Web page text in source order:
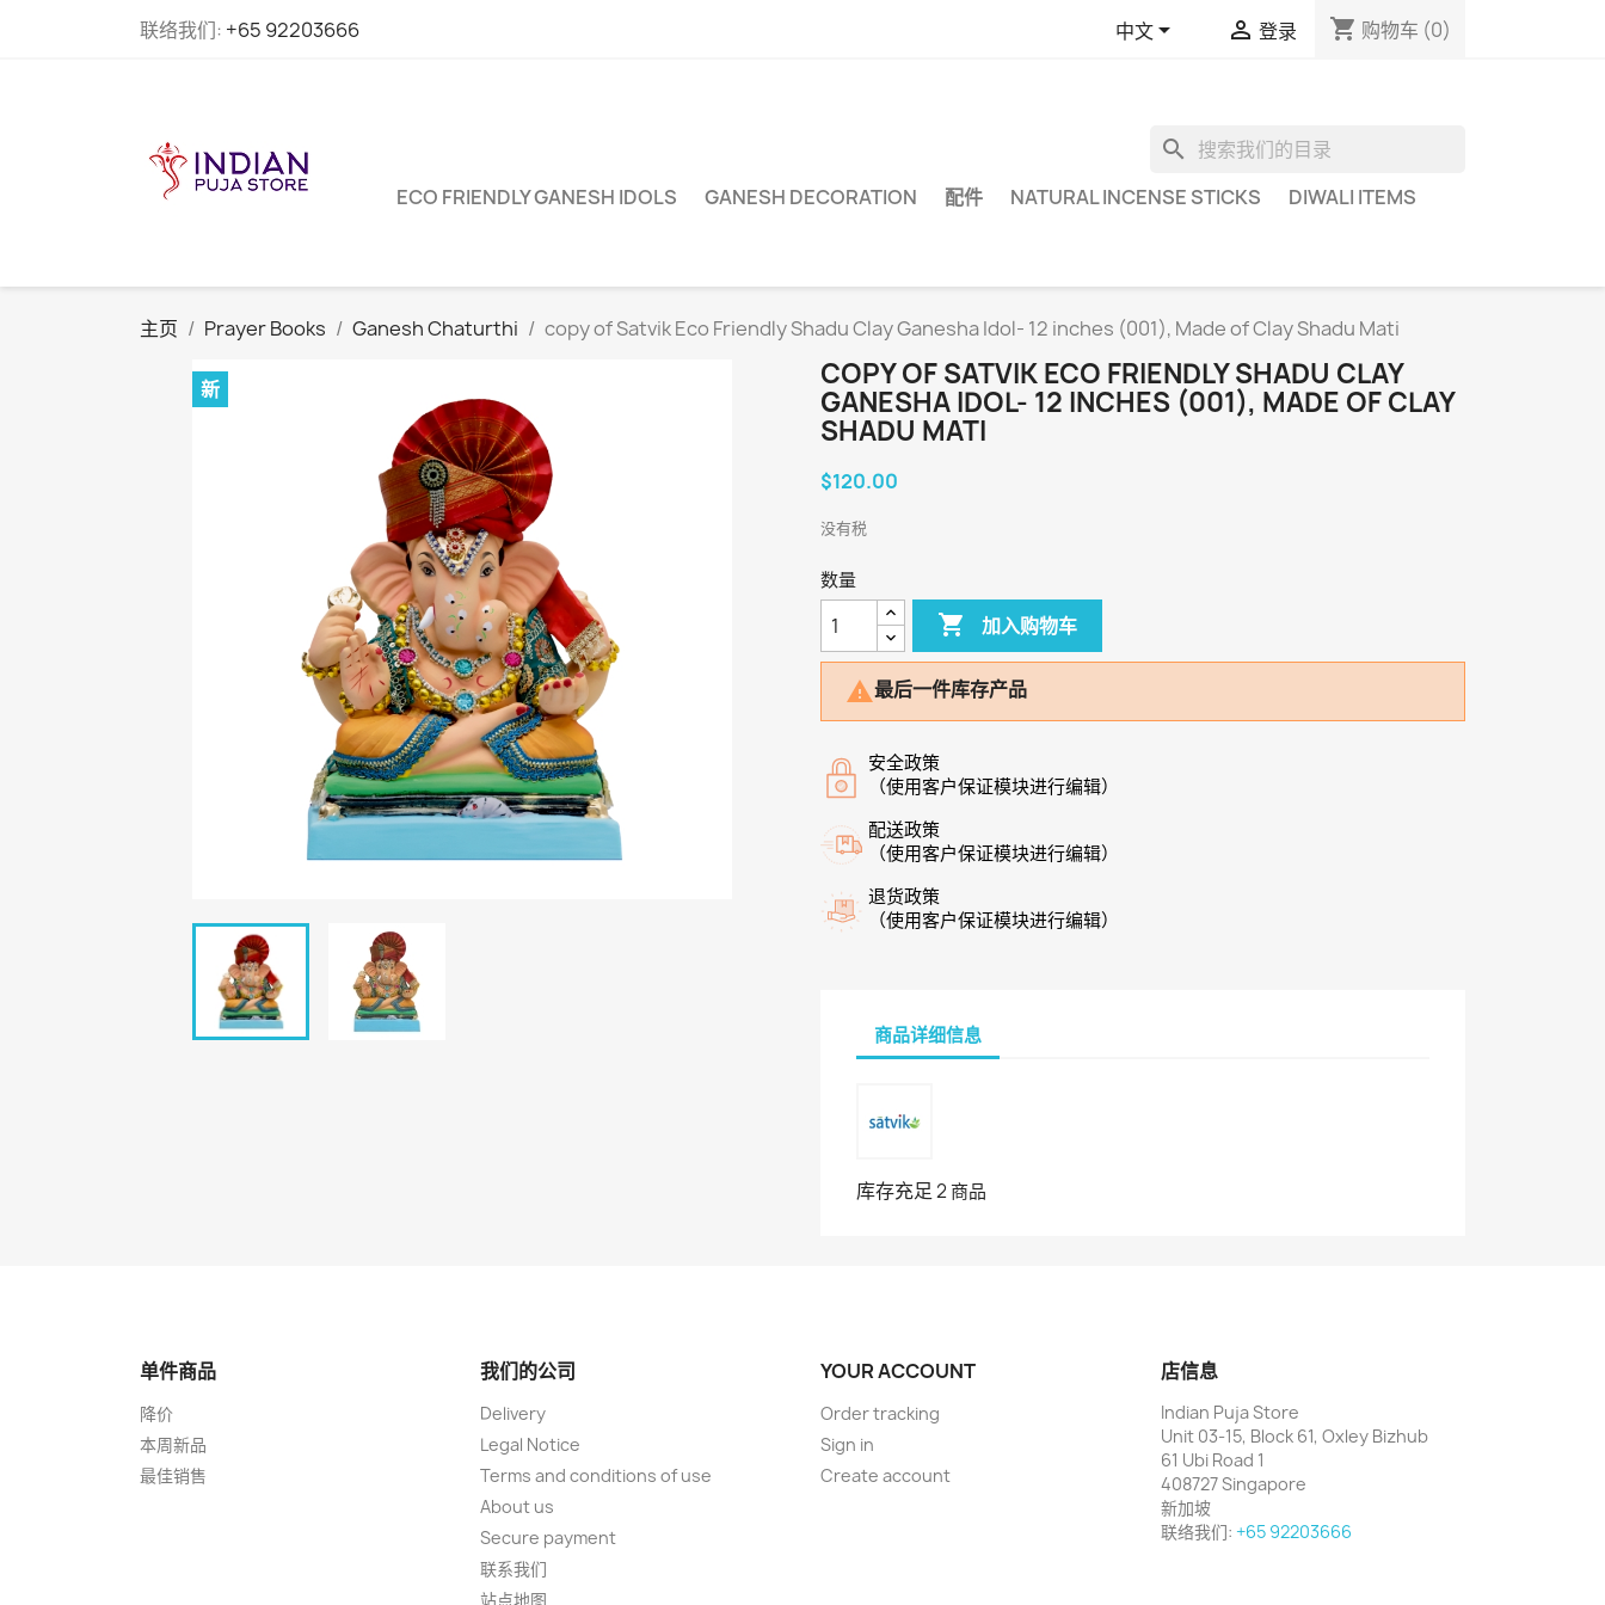
联络我们: +65 92203666 中文  登录 shopping_cart 购物车 (0)
search
ECO FRIENDLY GANESH IDOLS GANESH DECORATION 配件 NATURAL INCENSE STICKS DIWALI ITEMS
主页 Prayer Books Ganesh Chaturthi copy of Satvik Eco Friendly Shadu Clay Ganesha Idol- 12 inches (001), Made of Clay Shadu Mati
新
COPY OF SATVIK ECO FRIENDLY SHADU CLAY
GANESHA IDOL- 12 INCHES (001), MADE OF CLAY
SHADU MATI
$120.00
没有税
数量
 加入购物车
最后一件库存产品
安全政策
（使用客户保证模块进行编辑）
配送政策
（使用客户保证模块进行编辑）
退货政策
（使用客户保证模块进行编辑）
商品详细信息
库存充足2 商品
单件商品
降价
本周新品
最佳销售
我们的公司
Delivery
Legal Notice
Terms and conditions of use
About us
Secure payment
联系我们
站点地图
YOUR ACCOUNT
Order tracking
Sign in
Create account
店信息
Indian Puja Store
Unit 03-15, Block 61, Oxley Bizhub
61 Ubi Road 1
408727 Singapore
新加坡
联络我们: +65 92203666